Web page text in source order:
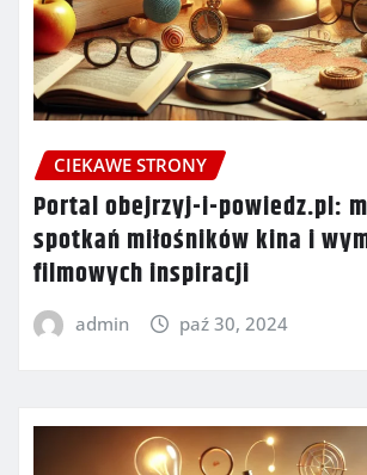
CIEKAWE STRONY
Portal obejrzyj-i-powiedz.pl:
spotkań miłośników kina i
filmowych inspiracji
admin paź 30, 2024